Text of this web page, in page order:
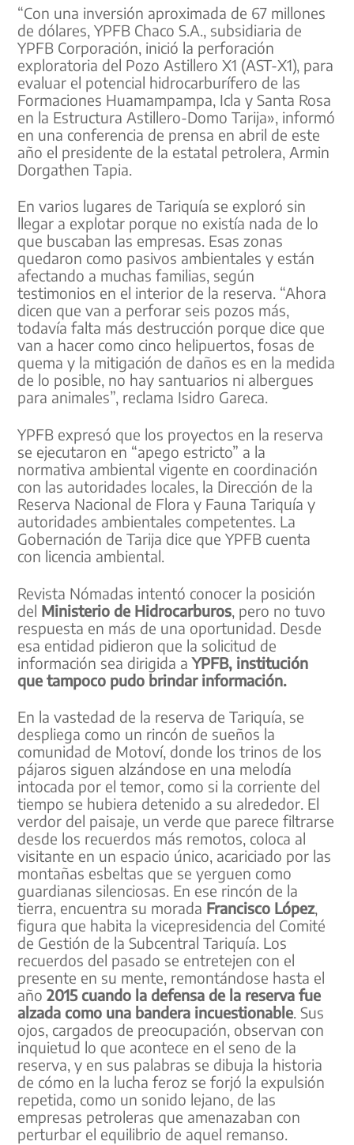
“Con una inversión aproximada de 67 millones
de dólares, YPFB Chaco S.A., subsidiaria de
YPFB Corporación, inició la perforación
exploratoria del Pozo Astillero X1 (AST-X1), para
evaluar el potencial hidrocarburífero de las
Formaciones Huamampampa, Icla y Santa Rosa
en la Estructura Astillero-Domo Tarija», informó
en una conferencia de prensa en abril de este
año el presidente de la estatal petrolera, Armin
Dorgathen Tapia.
En varios lugares de Tariquía se exploró sin
llegar a explotar porque no existía nada de lo
que buscaban las empresas. Esas zonas
quedaron como pasivos ambientales y están
afectando a muchas familias, según
testimonios en el interior de la reserva. “Ahora
dicen que van a perforar seis pozos más,
todavía falta más destrucción porque dice que
van a hacer como cinco helipuertos, fosas de
quema y la mitigación de daños es en la medida
de lo posible, no hay santuarios ni albergues
para animales”, reclama Isidro Gareca.
YPFB expresó que los proyectos en la reserva
se ejecutaron en “apego estricto” a la
normativa ambiental vigente en coordinación
con las autoridades locales, la Dirección de la
Reserva Nacional de Flora y Fauna Tariquía y
autoridades ambientales competentes. La
Gobernación de Tarija dice que YPFB cuenta
con licencia ambiental.
Revista Nómadas intentó conocer la posición
del Ministerio de Hidrocarburos , pero no tuvo
respuesta en más de una oportunidad. Desde
esa entidad pidieron que la solicitud de
información sea dirigida aYPFB, institución
que tampoco pudo brindar información.
En la vastedad de la reserva de Tariquía, se
despliega como un rincón de sueños la
comunidad de Motoví, donde los trinos de los
pájaros siguen alzándose en una melodía
intocada por el temor, como si la corriente del
tiempo se hubiera detenido a su alrededor. El
verdor del paisaje, un verde que parece filtrarse
desde los recuerdos más remotos, coloca al
visitante en un espacio único, acariciado por las
montañas esbeltas que se yerguen como
guardianas silenciosas. En ese rincón de la
tierra, encuentra su morada Francisco López,
figura que habita la vicepresidencia del Comité
de Gestión de la Subcentral Tariquía. Los
recuerdos del pasado se entretejen con el
presente en su mente, remontándose hasta el
año2015 cuando la defensa de la reserva fue
alzada como una bandera incuestionable. Sus
ojos, cargados de preocupación, observan con
inquietud lo que acontece en el seno de la
reserva, y en sus palabras se dibuja la historia
de cómo en la lucha feroz se forjó la expulsión
repetida, como un sonido lejano, de las
empresas petroleras que amenazaban con
perturbar el equilibrio de aquel remanso.